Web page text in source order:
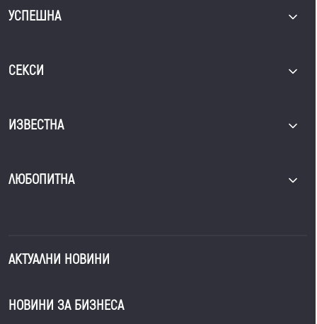
УСПЕШНА
СЕКСИ
ИЗВЕСТНА
ЛЮБОПИТНА
АКТУАЛНИ НОВИНИ
НОВИНИ ЗА БИЗНЕСА